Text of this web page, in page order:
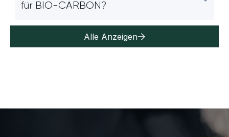
für BIO-CARBON?
Alle Anzeigen